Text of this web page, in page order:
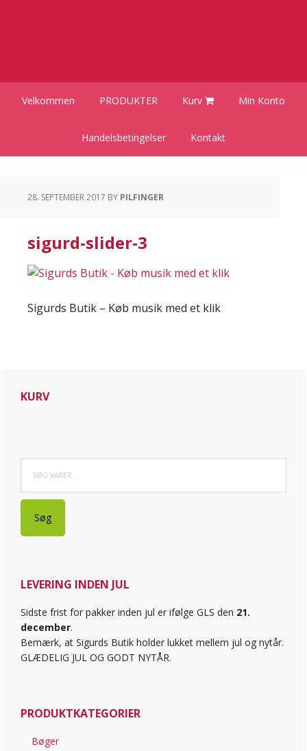
Velkommen PRODUKTER Kurv Min Konto
Handelsbetingelser Kontakt
28. SEPTEMBER 2017 BY PILFINGER
sigurd-slider-3
Sigurds Butik – Køb musik med et klik
Primær
KURV
efter:
Søg
LEVERING INDEN JUL
Sidste frist for pakker inden jul er ifølge GLS den 21.
december.
Bemærk, at Sigurds Butik holder lukket mellem jul og nytår.
GLÆDELIG JUL OG GODT NYTÅR.
PRODUKTKATEGORIER
Bøger